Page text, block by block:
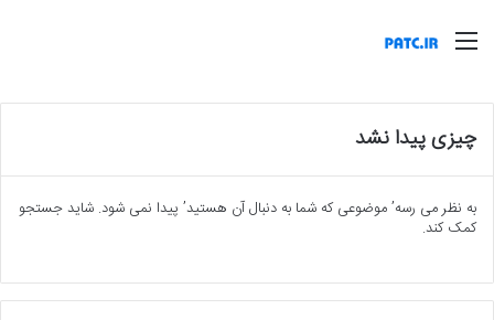
منو
چیزی پیدا نشد
به نظر می رسه’ موضوعی که شما به دنبال آن هستید’ پیدا نمی شود. شاید جستجو
کمک کند.